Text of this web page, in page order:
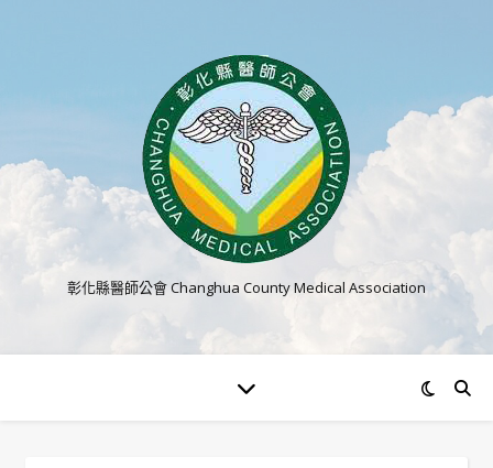
彰化縣醫師公會 Changhua County Medical Association